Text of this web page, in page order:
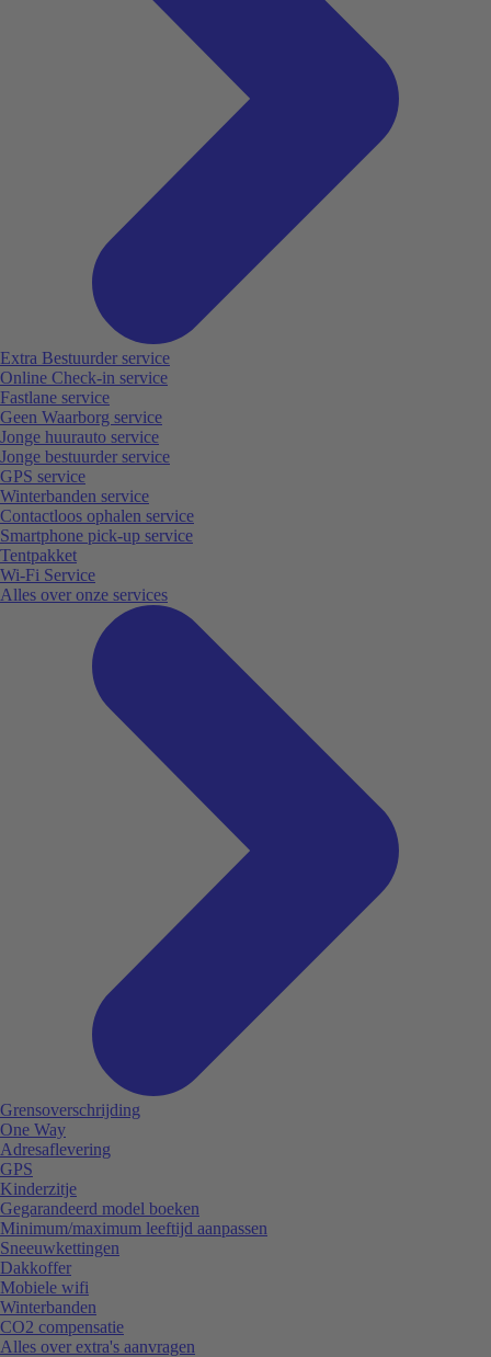
Extra Bestuurder service
Online Check-in service
Fastlane service
Geen Waarborg service
Jonge huurauto service
Jonge bestuurder service
GPS service
Winterbanden service
Contactloos ophalen service
Smartphone pick-up service
Tentpakket
Wi-Fi Service
Alles over onze services
Grensoverschrijding
One Way
Adresaflevering
GPS
Kinderzitje
Gegarandeerd model boeken
Minimum/maximum leeftijd aanpassen
Sneeuwkettingen
Dakkoffer
Mobiele wifi
Winterbanden
CO2 compensatie
Alles over extra's aanvragen